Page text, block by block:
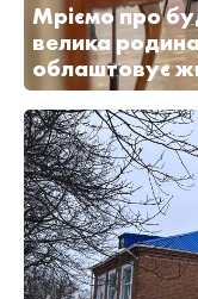
Мріємо про
велика
облаштовує